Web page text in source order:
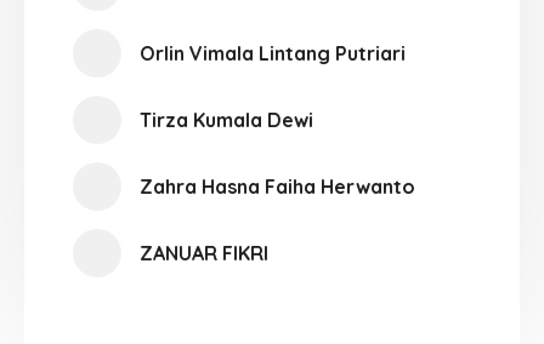
Orlin Vimala Lintang Putriari
Tirza Kumala Dewi
Zahra Hasna Faiha Herwanto
ZANUAR FIKRI